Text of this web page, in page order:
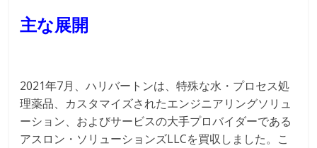
主な展開
2021年7月、ハリバートンは、特殊な水・プロセス処
理薬品、カスタマイズされたエンジニアリングソリュ
ーション、およびサービスの大手プロバイダーである
アスロン・ソリューションズLLCを買収しました。こ